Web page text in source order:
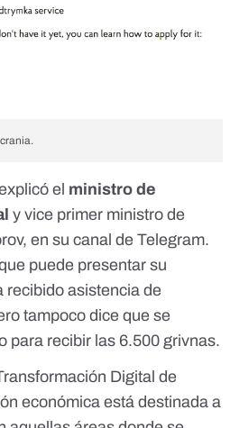
el ministro de
y vice primer ministro de
en su canal de Telegram.
puede presentar su
recibido asistencia de
tampoco dice que se
para recibir las 6.500 grivnas.
Digital de
económica está destinada a